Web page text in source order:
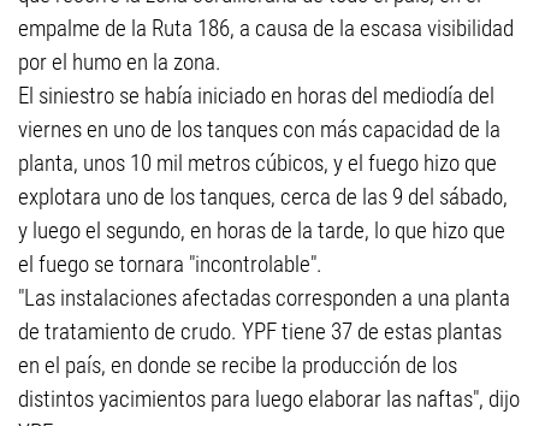
empalme de la Ruta 186, a causa de la escasa visibilidad
por el humo en la zona.
El siniestro se había iniciado en horas del mediodía del
viernes en uno de los tanques con más capacidad de la
planta, unos 10 mil metros cúbicos, y el fuego hizo que
explotara uno de los tanques, cerca de las 9 del sábado,
y luego el segundo, en horas de la tarde, lo que hizo que
el fuego se tornara "incontrolable".
"Las instalaciones afectadas corresponden a una planta
de tratamiento de crudo. YPF tiene 37 de estas plantas
en el país, en donde se recibe la producción de los
distintos yacimientos para luego elaborar las naftas", dijo